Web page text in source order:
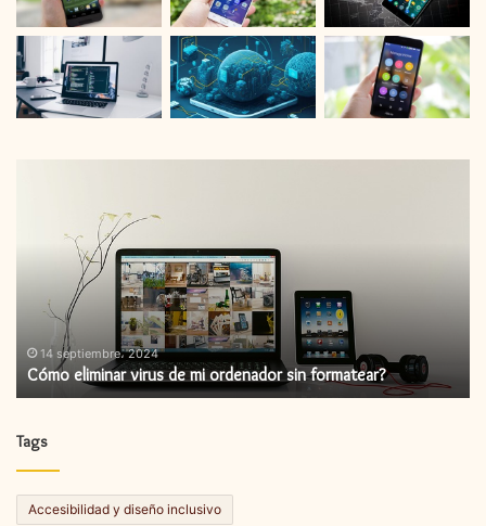
ordenador
formatear?
14 septiembre، 2024
Cómo eliminar virus de mi ordenador sin formatear?
Tags
Accesibilidad y diseño inclusivo